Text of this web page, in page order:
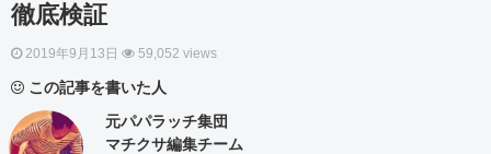
徹底検証
2019年9月13日 59,052 views
この記事を書いた人
元パパラッチ集団
マチクサ編集チーム